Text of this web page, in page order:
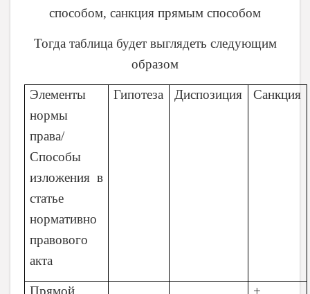
способом, санкция прямым способом
Тогда таблица будет выглядеть следующим
образом
Элементы
нормы
права/
Способы
изложения в
статье
нормативно
правового
акта
Гипотеза Диспозиция Санкция
Прямой +